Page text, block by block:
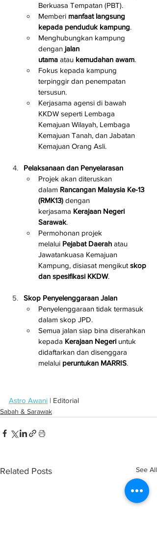
Berkuasa Tempatan (PBT).
Memberi manfaat langsung
kepada penduduk kampung.
Menghubungkan kampung
dengan jalan
utama atau kemudahan awam.
Fokus kepada kampung
terpinggir dan penempatan
tersusun.
Kerjasama agensi di bawah
KKDW seperti Lembaga
Kemajuan Wilayah, Lembaga
Kemajuan Tanah, dan Jabatan
Kemajuan Orang Asli.
Pelaksanaan dan Penyelarasan
Projek akan diteruskan
dalam Rancangan Malaysia Ke-13
(RMK13) dengan
kerjasama Kerajaan Negeri
Sarawak.
Permohonan projek
melalui Pejabat Daerah atau
Jawatankuasa Kemajuan
Kampung, disiasat mengikut skop
dan spesifikasi KKDW.
Skop Penyelenggaraan Jalan
Penyelenggaraan tidak termasuk
dalam skop JPD.
Semua jalan siap bina diserahkan
kepada Kerajaan Negeri untuk
didaftarkan dan disenggara
melalui peruntukan MARRIS.
Astro Awani | Editorial
Sabah & Sarawak
Related Posts See All